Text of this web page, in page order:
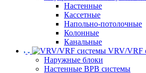
Настенные
Кассетные
Напольно-потолочные
Колонные
Канальные
VRV/VRF
Наружные блоки
Настенные ВРВ системы